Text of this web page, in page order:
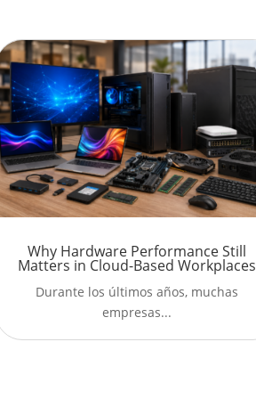
Why Hardware Performance Still
Matters in Cloud-Based Workplaces
Durante los últimos años, muchas
empresas...